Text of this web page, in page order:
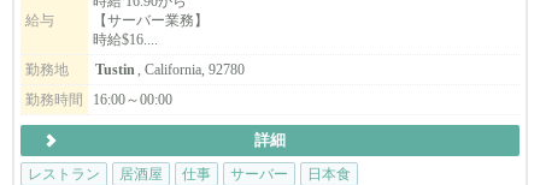
年に一度のボウリング大会や、ゴルフコンペ、ハロウィンパーテ
ィー、新年ビンゴ大会など、店舗の垣根を超えて交流できるイベ
ントも多数開催しています。
さまざまなバックグラウンドを持つ仲間が集まっているので、新
しい友人やママ友との出会いもたくさんあります。
給与
【サーバー業務】
時給$16....
勤務地
Tustin, California, 92780
勤務時間
16:00～00:00
詳細
レストラン
居酒屋 仕事 サーバー 日本食